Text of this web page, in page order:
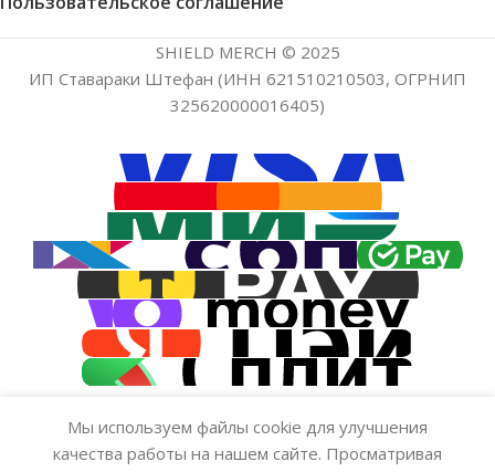
SHIELD MERCH © 2025
ИП Ставараки Штефан (ИНН 621510210503, ОГРНИП
325620000016405)
Мы используем файлы cookie для улучшения
качества работы на нашем сайте. Просматривая
Обложка на студенческий —
499.00₽
Нет в